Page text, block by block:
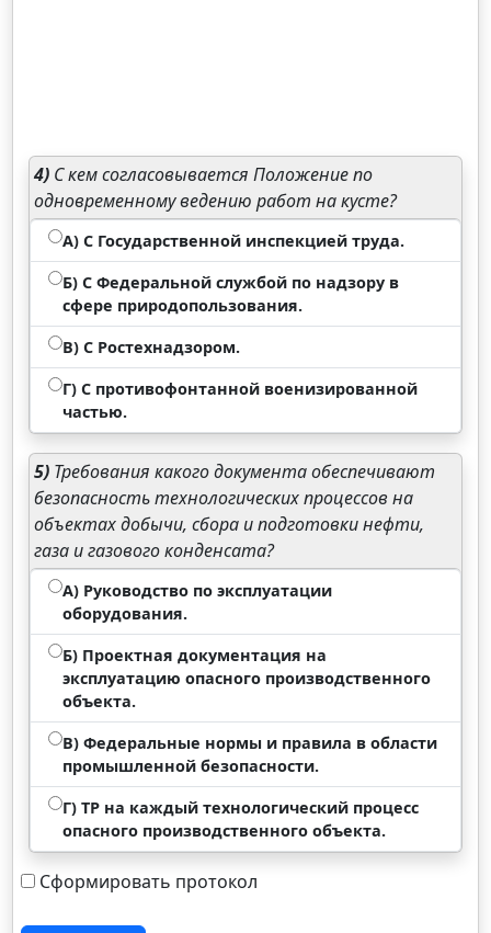
4) С кем согласовывается Положение по
одновременному ведению работ на кусте?
А) С Государственной инспекцией труда.
Б) С Федеральной службой по надзору в
сфере природопользования.
В) С Ростехнадзором.
Г) С противофонтанной военизированной
частью.
5) Требования какого документа обеспечивают
безопасность технологических процессов на
объектах добычи, сбора и подготовки нефти,
газа и газового конденсата?
А) Руководство по эксплуатации
оборудования.
Б) Проектная документация на
эксплуатацию опасного производственного
объекта.
В) Федеральные нормы и правила в области
промышленной безопасности.
Г) ТР на каждый технологический процесс
опасного производственного объекта.
Сформировать протокол